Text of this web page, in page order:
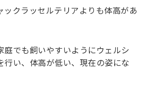
ックラッセルテリアよりも体高があ
庭でも飼いやすいようにウェルシ
行い、体高が低い、現在の姿にな